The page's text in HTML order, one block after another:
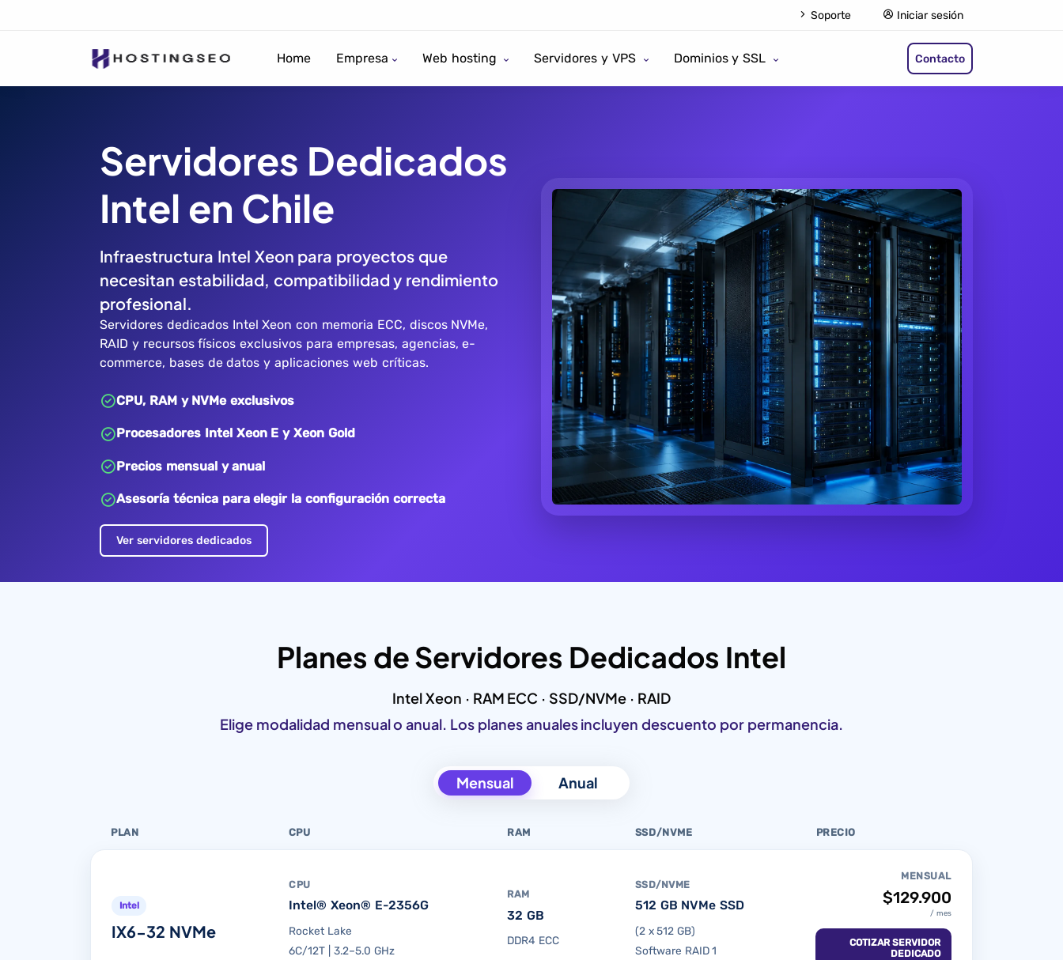
Soporte Iniciar sesión
Home Empresa Web hosting Servidores y VPS Dominios y SSL Contacto
Servidores Dedicados
Intel en Chile
Infraestructura Intel Xeon para proyectos que
necesitan estabilidad, compatibilidad y rendimiento
profesional.
Servidores dedicados Intel Xeon con memoria ECC, discos NVMe,
RAID y recursos físicos exclusivos para empresas, agencias, e-
commerce, bases de datos y aplicaciones web críticas.
CPU, RAM y NVMe exclusivos
Procesadores Intel Xeon E y Xeon Gold
Precios mensual y anual
Asesoría técnica para elegir la configuración correcta
Ver servidores dedicados
Planes de Servidores Dedicados Intel
Intel Xeon · RAM ECC · SSD/NVMe · RAID
Elige modalidad mensual o anual. Los planes anuales incluyen descuento por permanencia.
Mensual Anual
PLAN CPU RAM SSD/NVME PRECIO
Intel
IX6-32 NVMe
CPU
Intel® Xeon® E-2356G
Rocket Lake
6C/12T | 3.2–5.0 GHz
RAM
32 GB
DDR4 ECC
SSD/NVME
512 GB NVMe SSD
(2 x 512 GB)
Software RAID 1
MENSUAL
$129.900
/ mes
COTIZAR SERVIDOR
DEDICADO